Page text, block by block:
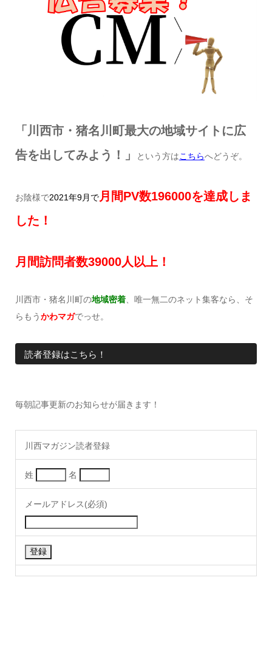
「川西市・猪名川町最大の地域サイトに広
告を出してみよう！」
という方はこちらへどうぞ。
お陰様で2021年9月で月間PV数196000を達成しま
した！
月間訪問者数39000人以上！
川西市・猪名川町の地域密着、唯一無二のネット集客なら、そ
らもうかわマガでっせ。
読者登録はこちら！
毎朝記事更新のお知らせが届きます！
川西マガジン読者登録
姓 名
メールアドレス(必須)